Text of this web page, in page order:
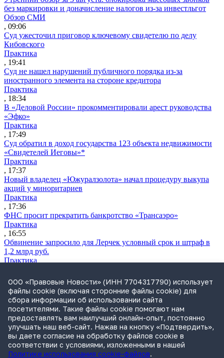
без маркировки и доначисление налогов из-за инвестльгот
Обзор СМИ
, 09:06
Суд ужесточил приговор ключевому свидетелю по делу
Кибовского
Практика
, 19:41
Суд не нашел нарушений публичного порядка из-за
иностранного элемента на стороне кредитора
Практика
, 18:34
В «Деловой России» прокомментировали арест руководства
«Эфко»
Практика
, 17:49
Суд обратил в доход государства 123 объекта недвижимости
«Свидетелей Иеговы»*
Практика
, 17:37
Новый владелец «Южуралзолота» начал процедуру выкупа
акций у миноритариев
Практика
, 17:36
ФНС просит прекратить банкротство «Трансаэро»
Практика
, 16:55
Обвинение запросило для Лерчек условный срок и штраф в
1,2 млрд руб.
Практика
Суд подтвердил право фермера на выкуп арендуемого
сельхозучастка
Практика
, 15:49
ВС разъяснил, кто несет ответственность за ДТП при ремонте
дороги
Практика
, 15:35
ООО «Правовые Новости» (ИНН 7704317790) использует
файлы cookie (включая сторонние файлы cookie) для
сбора информации об использовании сайта
посетителями. Такие файлы cookie помогают нам
предоставлять вам наилучший онлайн-опыт, постоянно
улучшать наш веб-сайт. Нажав на кнопку «Подтвердить»,
вы даете согласие на обработку файлов cookie в
соответствии с условиями, изложенными в нашей
Политике использования cookie-файлов.